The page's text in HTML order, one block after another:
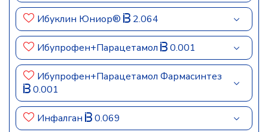
Ибуклин Юниор® 2.064
Ибупрофен+Парацетамол 0.001
Ибупрофен+Парацетамол Фармасинтез
0.001
Инфалган 0.069